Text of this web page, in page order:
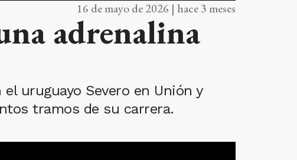
16 de mayo de 2026 | hace 3 meses
adrenalina
uruguayo Severo en Unión y
tramos de su carrera.